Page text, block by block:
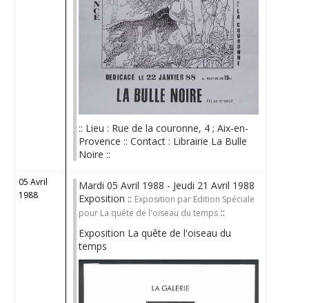
:: Lieu : Rue de la couronne, 4 ; Aix-en-
Provence :: Contact : Librairie La Bulle
Noire ::
05 Avril
1988
Mardi 05 Avril 1988 - Jeudi 21 Avril 1988
Exposition :: Exposition par Edition Spéciale
pour La quête de l'oiseau du temps ::
Exposition La quête de l'oiseau du
temps